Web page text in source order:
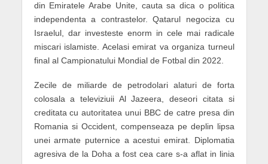
din Emiratele Arabe Unite, cauta sa dica o politica
independenta a contrastelor. Qatarul negociza cu
Israelul, dar investeste enorm in cele mai radicale
miscari islamiste. Acelasi emirat va organiza turneul
final al Campionatului Mondial de Fotbal din 2022.
Zecile de miliarde de petrodolari alaturi de forta
colosala a televiziuii Al Jazeera, deseori citata si
creditata cu autoritatea unui BBC de catre presa din
Romania si Occident, compenseaza pe deplin lipsa
unei armate puternice a acestui emirat. Diplomatia
agresiva de la Doha a fost cea care s-a aflat in linia